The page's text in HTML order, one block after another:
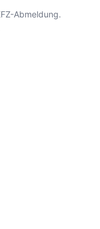
Abmeldung.